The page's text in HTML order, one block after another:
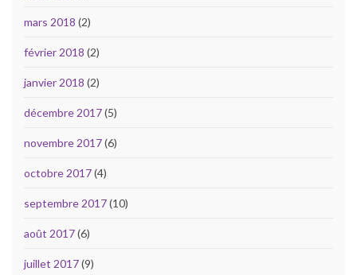
mars 2018 (2)
février 2018 (2)
janvier 2018 (2)
décembre 2017(5)
novembre 2017(6)
octobre 2017(4)
septembre 2017(10)
août 2017(6)
juillet 2017(9)